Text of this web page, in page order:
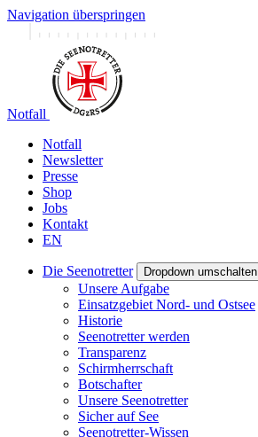
Navigation überspringen
Notfall
Notfall
Newsletter
Presse
Shop
Jobs
Kontakt
EN
Die Seenotretter Dropdown umschalten
Unsere Aufgabe
Einsatzgebiet Nord- und Ostsee
Historie
Seenotretter werden
Transparenz
Schirmherrschaft
Botschafter
Unsere Seenotretter
Sicher auf See
Seenotretter-Wissen